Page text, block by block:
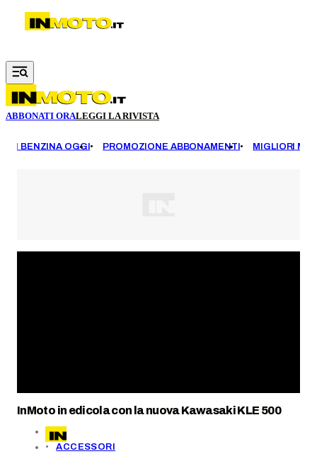
Vai al contenuto principale
ABBONATI ORALEGGI LA RIVISTA
BENZINA OGGI PROMOZIONE ABBONAMENTI MIGLIORI
InMoto in edicola con la nuova Kawasaki KLE 500
ACCESSORI